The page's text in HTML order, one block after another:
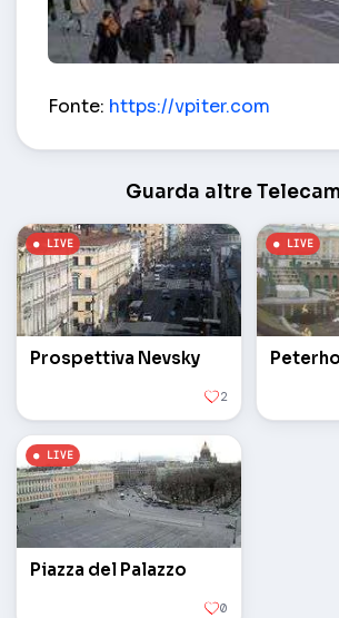
Fonte: https://vpiter.com
Guarda altre
Prospettiva Nevsky
2
Piazza del Palazzo
0